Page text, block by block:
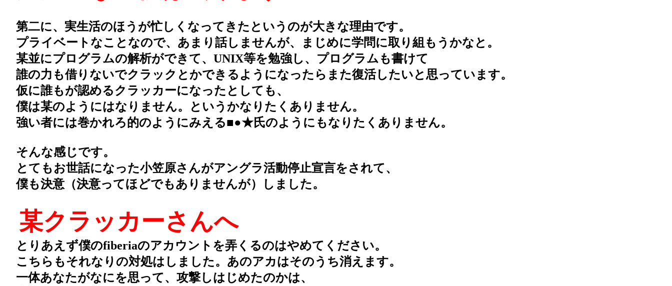
第二に、実生活のほうが忙しくなってきたというのが大きな理由です。
プライベートなことなので、あまり話しませんが、まじめに学問に取り組もうかなと。
某並にプログラムの解析ができて、UNIX等を勉強し、プログラムも書けて
誰の力も借りないでクラックとかできるようになったらまた復活したいと思っています。
仮に誰もが認めるクラッカーになったとしても、
僕は某のようにはなりません。というかなりたくありません。
強い者には巻かれろ的のようにみえる■●★氏のようにもなりたくありません。
そんな感じです。
とてもお世話になった小笠原さんがアングラ活動停止宣言をされて、
僕も決意（決意ってほどでもありませんが）しました。
某クラッカーさんへ
とりあえず僕のfiberiaのアカウントを弄くるのはやめてください。
こちらもそれなりの対処はしました。あのアカはそのうち消えます。
一体あなたがなにを思って、攻撃しはじめたのかは、